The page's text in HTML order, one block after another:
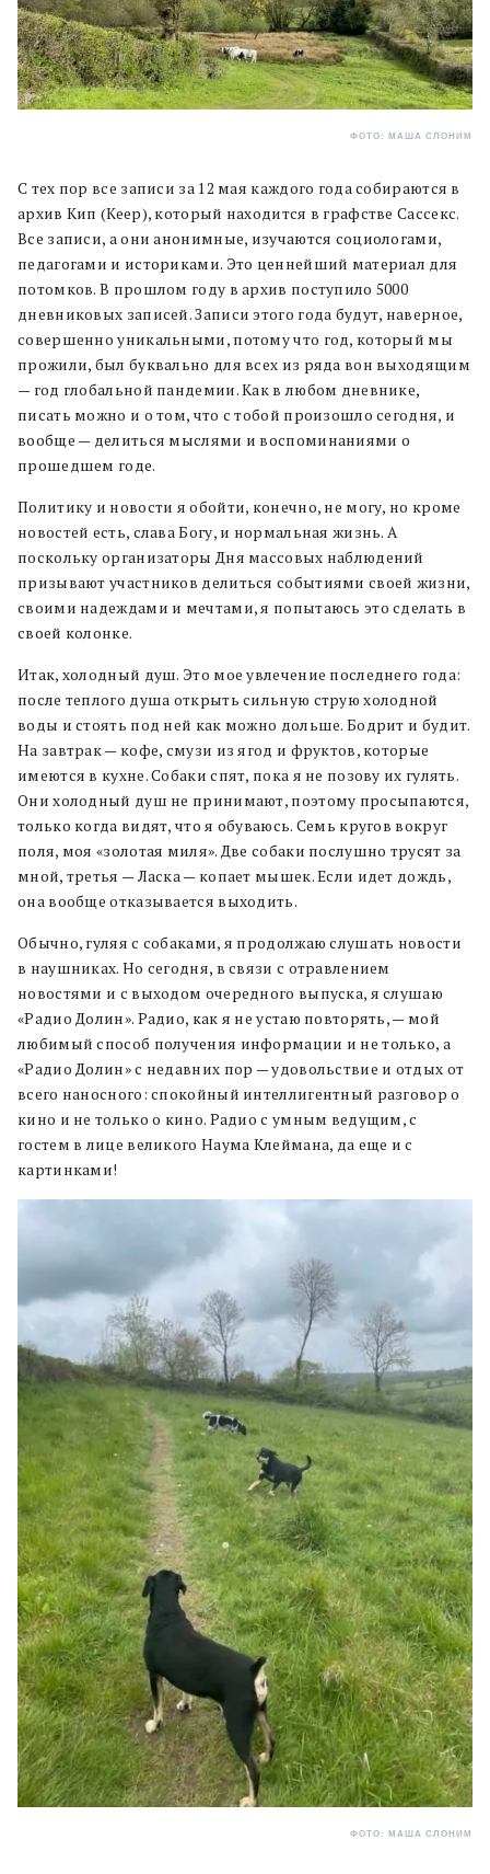
ФОТО: МАША СЛОНИМ
С тех пор все записи за 12 мая каждого года собираются в
архив Кип (Keep), который находится в графстве Сассекс.
Все записи, а они анонимные, изучаются социологами,
педагогами и историками. Это ценнейший материал для
потомков. В прошлом году в архив поступило 5000
дневниковых записей. Записи этого года будут, наверное,
совершенно уникальными, потому что год, который мы
прожили, был буквально для всех из ряда вон выходящим
— год глобальной пандемии. Как в любом дневнике,
писать можно и о том, что с тобой произошло сегодня, и
вообще — делиться мыслями и воспоминаниями о
прошедшем годе.
Политику и новости я обойти, конечно, не могу, но кроме
новостей есть, слава Богу, и нормальная жизнь. А
поскольку организаторы Дня массовых наблюдений
призывают участников делиться событиями своей жизни,
своими надеждами и мечтами, я попытаюсь это сделать в
своей колонке.
Итак, холодный душ. Это мое увлечение последнего года:
после теплого душа открыть сильную струю холодной
воды и стоять под ней как можно дольше. Бодрит и будит.
На завтрак — кофе, смузи из ягод и фруктов, которые
имеются в кухне. Собаки спят, пока я не позову их гулять.
Они холодный душ не принимают, поэтому просыпаются,
только когда видят, что я обуваюсь. Семь кругов вокруг
поля, моя «золотая миля». Две собаки послушно трусят за
мной, третья — Ласка — копает мышек. Если идет дождь,
она вообще отказывается выходить.
Обычно, гуляя с собаками, я продолжаю слушать новости
в наушниках. Но сегодня, в связи с отравлением
новостями и с выходом очередного выпуска, я слушаю
«Радио Долин». Радио, как я не устаю повторять, — мой
любимый способ получения информации и не только, а
«Радио Долин» с недавних пор — удовольствие и отдых от
всего наносного: спокойный интеллигентный разговор о
кино и не только о кино. Радио с умным ведущим, с
гостем в лице великого Наума Клеймана, да еще и с
картинками!
ФОТО: МАША СЛОНИМ